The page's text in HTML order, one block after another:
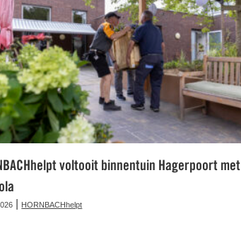
voltooit binnentuin Hagerpoort met
HORNBACHhelpt